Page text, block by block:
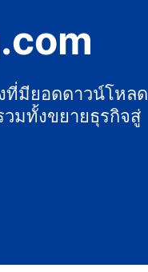
ที่มียอดดาวน์โหลด
วมทั้งขยายธุรกิจสู่